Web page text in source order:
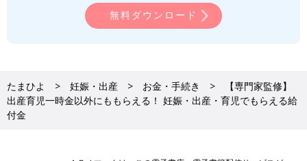
体が行う医療費助成によって、自己負担額は減りますが、助成金
額は自治体によってさまざま。医療費が無料になる場合でも、初
住んでいる地域以外で受診する場合、乳幼児医療証が利用でき
ず、医療費（2割）がかかることがあります。その場合、領収書
無料ダウンロード
たまひよ 妊娠・出産 お金・手続き
【専門家監修】
出産育児一時金以外にももらえる！ 妊娠・出産・育児でもらえる給
付金